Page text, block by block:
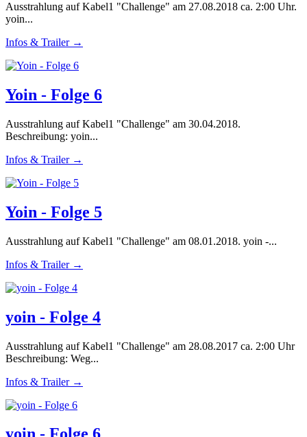
Ausstrahlung auf Kabel1 "Challenge" am 27.08.2018 ca. 2:00 Uhr.
yoin...
Infos & Trailer →
Yoin - Folge 6
Ausstrahlung auf Kabel1 "Challenge" am 30.04.2018.
Beschreibung: yoin...
Infos & Trailer →
Yoin - Folge 5
Ausstrahlung auf Kabel1 "Challenge" am 08.01.2018. yoin -...
Infos & Trailer →
yoin - Folge 4
Ausstrahlung auf Kabel1 "Challenge" am 28.08.2017 ca. 2:00 Uhr
Beschreibung: Weg...
Infos & Trailer →